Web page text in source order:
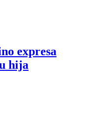
expresa
hija